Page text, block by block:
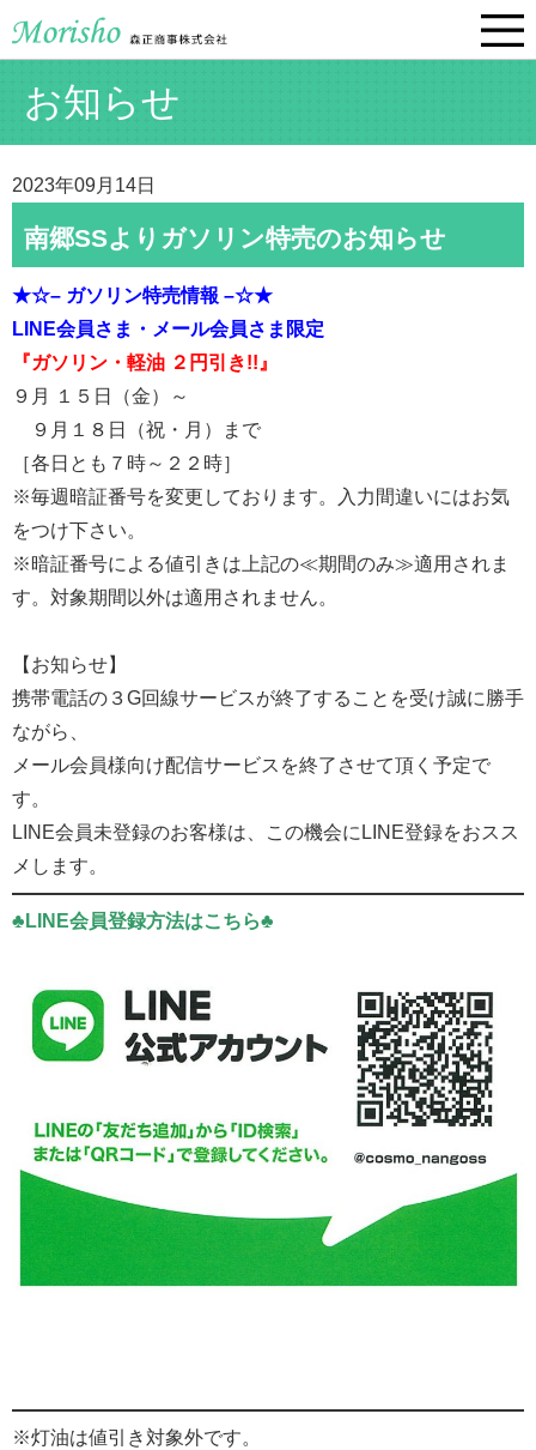
お知らせ
2023年09月14日
南郷SSよりガソリン特売のお知らせ
★☆– ガソリン特売情報 –☆★
LINE会員さま・メール会員さま限定
『ガソリン・軽油 ２円引き!!』
９月 １５日（金）～
９月１８日（祝・月）まで
［各日とも７時～２２時］
※毎週暗証番号を変更しております。入力間違いにはお気
をつけ下さい。
※暗証番号による値引きは上記の≪期間のみ≫適用されま
す。対象期間以外は適用されません。
【お知らせ】
携帯電話の３G回線サービスが終了することを受け誠に勝手
ながら、
メール会員様向け配信サービスを終了させて頂く予定で
す。
LINE会員未登録のお客様は、この機会にLINE登録をおスス
メします。
♣LINE会員登録方法はこちら♣
※灯油は値引き対象外です。